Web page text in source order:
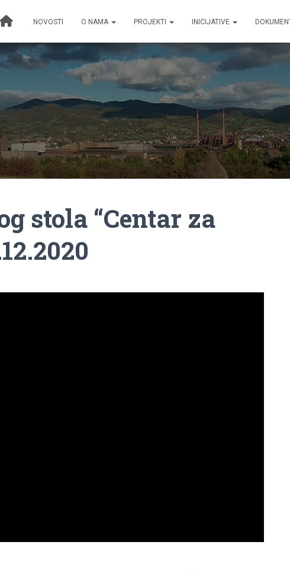
NOVOSTI O NAMA PROJEKTI INICIJATIVE
stola “Centar za